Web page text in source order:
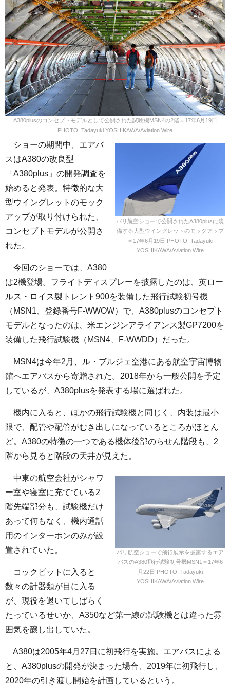
A380plusのコンセプトモデルとして公開された試験機MSN4の2階＝17年6月19日
PHOTO: Tadayuki YOSHIKAWA/Aviation Wire
パリ航空ショーで公開されたA380plusに装
備する大型ウイングレットのモックアップ
＝17年6月19日 PHOTO: Tadayuki
YOSHIKAWA/Aviation Wire
ショーの期間中、エアバ
スはA380の改良型
「A380plus」の開発調査を
始めると発表。特徴的な大
型ウイングレットのモック
アップが取り付けられた、
コンセプトモデルが公開さ
れた。
今回のショーでは、A380
は2機登場。フライトディスプレーを披露したのは、英ロー
ルス・ロイス製トレント900を装備した飛行試験初号機
（MSN1、登録番号F-WWOW）で、A380plusのコンセプト
モデルとなったのは、米エンジンアライアンス製GP7200を
装備した飛行試験機（MSN4、F-WWDD）だった。
MSN4は今年2月、ル・ブルジェ空港にある航空宇宙博物
館へエアバスから寄贈された。2018年から一般公開を予定
しているが、A380plusを発表する場に選ばれた。
機内に入ると、ほかの飛行試験機と同じく、内装は最小
限で、配管や配管がむき出しになっているところがほとん
ど。A380の特徴の一つである機体後部のらせん階段も、2
階から見ると階段の天井が見えた。
パリ航空ショーで飛行展示を披露するエア
バスのA380飛行試験初号機MSN1＝17年6
月22日 PHOTO: Tadayuki
YOSHIKAWA/Aviation Wire
中東の航空会社がシャワ
ー室や寝室に充てている2
階先端部分も、試験機だけ
あって何もなく、機内通話
用のインターホンのみが設
置されていた。
コックピットに入ると
数々の計器類が目に入る
が、現役を退いてしばらく
たっているせいか、A350など第一線の試験機とは違った雰
囲気を醸し出していた。
A380は2005年4月27日に初飛行を実施。エアバスによる
と、A380plusの開発が決まった場合、2019年に初飛行し、
2020年の引き渡し開始を計画しているという。